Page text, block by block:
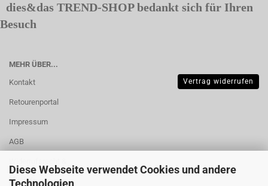
Diese Webseite verwendet Cookies und andere
Technologien
dies&das TREND-SHOP bedankt sich für Ihren
Besuch
MEHR ÜBER...
Kontakt
Retourenportal
Impressum
AGB
Muster-
Vertrag widerrufen